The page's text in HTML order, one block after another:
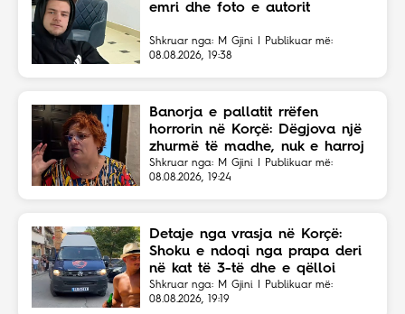
emri dhe foto e autorit
Shkruar nga: M Gjini | Publikuar më:
08.08.2026, 19:38
Banorja e pallatit rrëfen
horrorin në Korçë: Dëgjova një
zhurmë të madhe, nuk e harroj
atë skenë
Shkruar nga: M Gjini | Publikuar më:
08.08.2026, 19:24
Detaje nga vrasja në Korçë:
Shoku e ndoqi nga prapa deri
në kat të 3-të dhe e qëlloi
Shkruar nga: M Gjini | Publikuar më:
08.08.2026, 19:19